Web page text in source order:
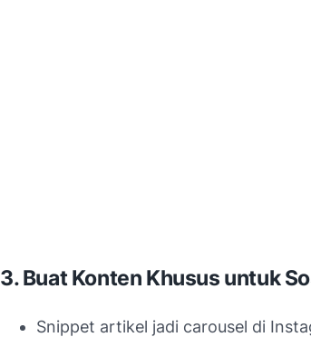
3. Buat Konten Khusus untuk
Snippet artikel jadi carousel di